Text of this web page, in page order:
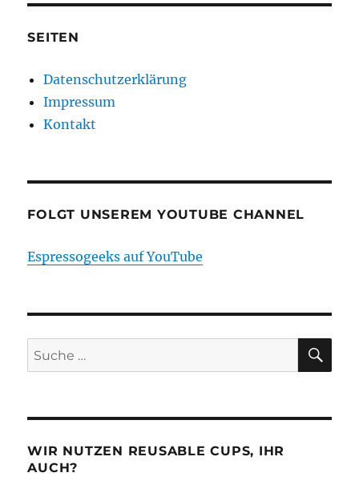
SEITEN
Datenschutzerklärung
Impressum
Kontakt
FOLGT UNSEREM YOUTUBE CHANNEL
Espressogeeks auf YouTube
Suche
nach:
WIR NUTZEN REUSABLE CUPS, IHR
AUCH?